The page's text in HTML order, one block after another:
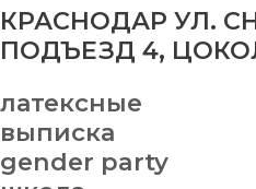
КРАСНОДАР УЛ.
ПОДЪЕЗД 4,
латексные
выписка
gender party